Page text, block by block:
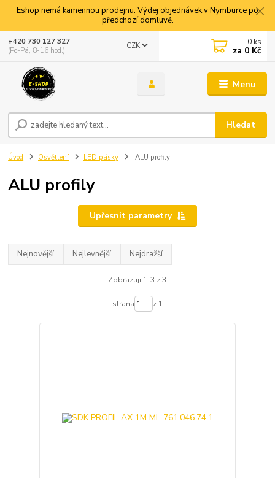
Eshop nemá kamennou prodejnu. Výdej objednávek v Nymburce po
předchozí domluvě.
Menu
CZK
Hledat
+420 730 127 327
(Po-Pá, 8-16 hod.)
0 ks
za 0 Kč
Úvod Osvětlení LED pásky ALU profily
ALU profily
Upřesnit parametry
Nejnovější Nejlevnější Nejdražší
Zobrazuji 1-3 z 3
strana z 1